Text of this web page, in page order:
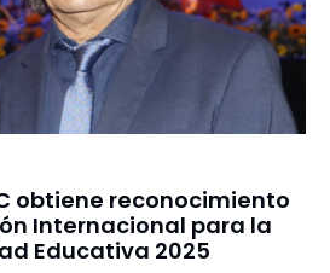
obtiene reconocimiento
Internacional para la
Educativa 2025